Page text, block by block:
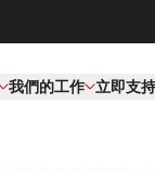
我們的工作​ 立即支